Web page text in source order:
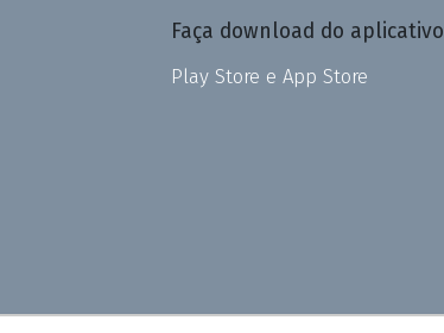
Faça download do aplicativo
Play Store e App Store